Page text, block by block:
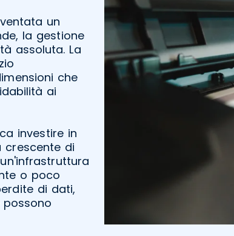
un
la gestione
assoluta. La
che
ai
investire in
crescente di
o poco
di dati,